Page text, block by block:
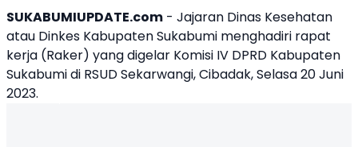
SUKABUMIUPDATE.com - Jajaran Dinas Kesehatan
atau Dinkes Kabupaten Sukabumi menghadiri rapat
kerja (Raker) yang digelar Komisi IV DPRD Kabupaten
Sukabumi di RSUD Sekarwangi, Cibadak, Selasa 20 Juni
2023.